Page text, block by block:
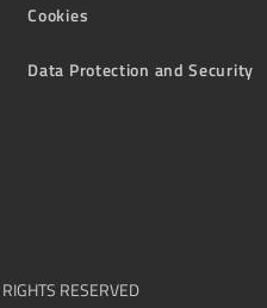
Cookies
Data Protection and Security
RESERVED